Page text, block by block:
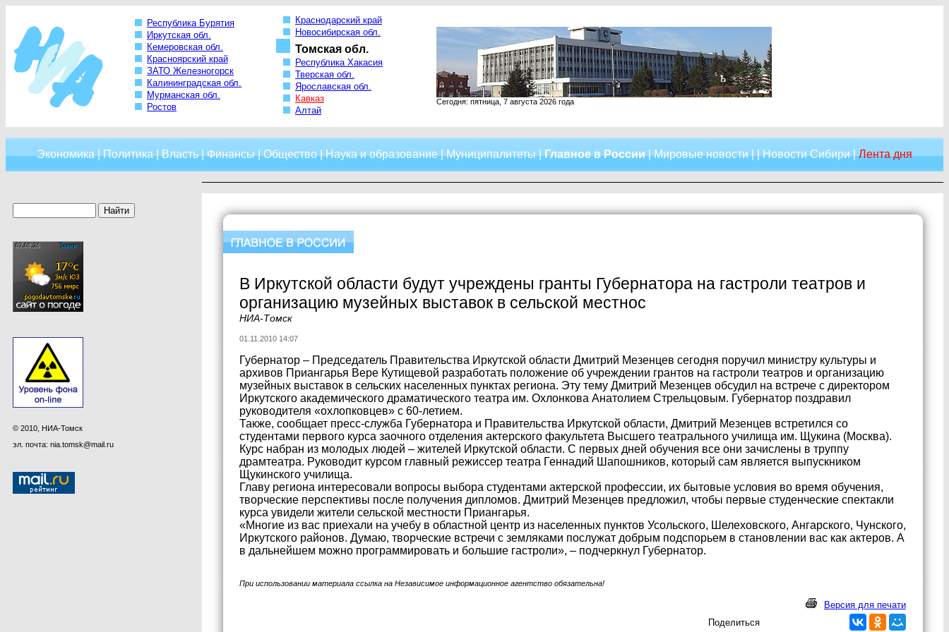
Республика Бурятия
Иркутская обл.
Кемеровская обл.
Красноярский край
ЗАТО Железногорск
Калининградская обл.
Мурманская обл.
Ростов
Краснодарский край
Новосибирская обл.
Томская обл.
Республика Хакасия
Тверская обл.
Ярославская обл.
Кавказ
Алтай
Сегодня: пятница, 7 августа 2026 года
Экономика|Политика|Власть|Финансы|Общество|Наука и образование|Муниципалитеты|Главное в России|Мировые новости| |Новости Сибири|Лента дня
© 2010, НИА-Томск
эл. почта: nia.tomsk@mail.ru
В Иркутской области будут учреждены гранты Губернатора на гастроли театров и
организацию музейных выставок в сельской местнос
НИА-Томск
01.11.2010 14:07
Губернатор – Председатель Правительства Иркутской области Дмитрий Мезенцев сегодня поручил министру культуры и
архивов Приангарья Вере Кутищевой разработать положение об учреждении грантов на гастроли театров и организацию
музейных выставок в сельских населенных пунктах региона. Эту тему Дмитрий Мезенцев обсудил на встрече с директором
Иркутского академического драматического театра им. Охлонкова Анатолием Стрельцовым. Губернатор поздравил
руководителя «охлопковцев» с 60-летием.
Также, сообщает пресс-служба Губернатора и Правительства Иркутской области, Дмитрий Мезенцев встретился со
студентами первого курса заочного отделения актерского факультета Высшего театрального училища им. Щукина (Москва).
Курс набран из молодых людей – жителей Иркутской области. С первых дней обучения все они зачислены в труппу
драмтеатра. Руководит курсом главный режиссер театра Геннадий Шапошников, который сам является выпускником
Щукинского училища.
Главу региона интересовали вопросы выбора студентами актерской профессии, их бытовые условия во время обучения,
творческие перспективы после получения дипломов. Дмитрий Мезенцев предложил, чтобы первые студенческие спектакли
курса увидели жители сельской местности Приангарья.
«Многие из вас приехали на учебу в областной центр из населенных пунктов Усольского, Шелеховского, Ангарского, Чунского,
Иркутского районов. Думаю, творческие встречи с земляками послужат добрым подспорьем в становлении вас как актеров. А
в дальнейшем можно программировать и большие гастроли», – подчеркнул Губернатор.
При использовании материала ссылка на Независимое информационное агентство обязательна!
Версия для печати
Поделиться